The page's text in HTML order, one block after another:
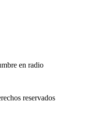
en radio
reservados